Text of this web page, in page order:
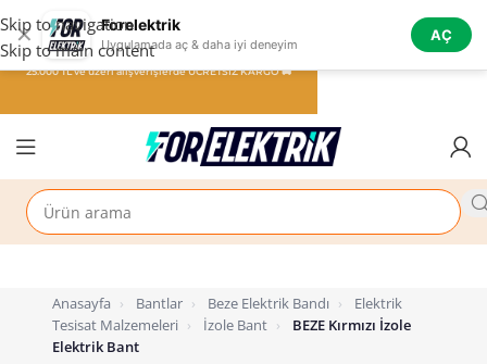
✕ Forelektrik
Uygulamada aç & daha iyi deneyim
AÇ
Skip to navigation
Skip to main content
Anasayfa › Bantlar › Beze Elektrik Bandı ›
Elektrik
Tesisat Malzemeleri › İzole Bant ›
BEZE Kırmızı İzole
Elektrik Bant
25.000 TL ve üzeri alışverişlerde ÜCRETSİZ KARGO 🚚